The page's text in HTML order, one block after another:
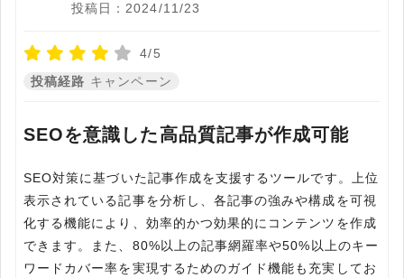
投稿日：2024/11/23
4/5
投稿経路 キャンペーン
SEOを意識した高品質記事が作成可能
SEO対策に基づいた記事作成を支援するツールです。上位
表示されている記事を分析し、各記事の強みや構成を可視
化する機能により、効率的かつ効果的にコンテンツを作成
できます。また、80%以上の記事網羅率や50%以上のキー
ワードカバー率を実現するためのガイド機能も充実してお